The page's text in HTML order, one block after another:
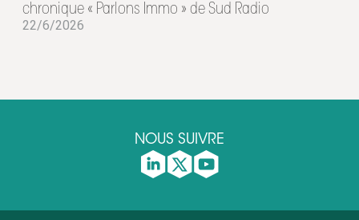
chronique « Parlons Immo » de Sud Radio
22/6/2026
NOUS SUIVRE